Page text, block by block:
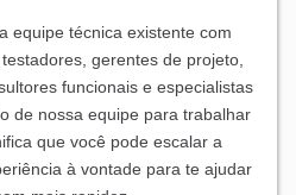
equipe técnica existente com
gerentes de projeto,
funcionais e especialistas
de nossa equipe para trabalhar
que você pode escalar a
à vontade para te ajudar